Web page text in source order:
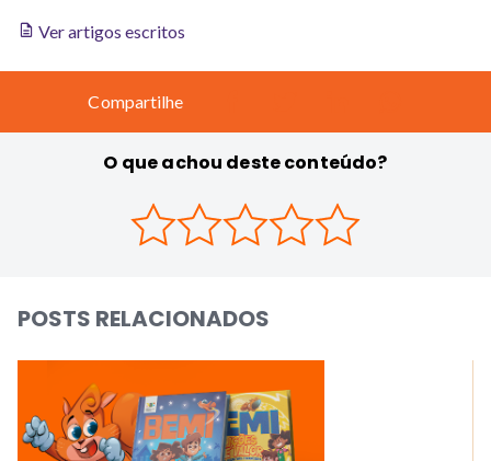
Ver artigos escritos
Compartilhe
O que achou deste conteúdo?
POSTS RELACIONADOS